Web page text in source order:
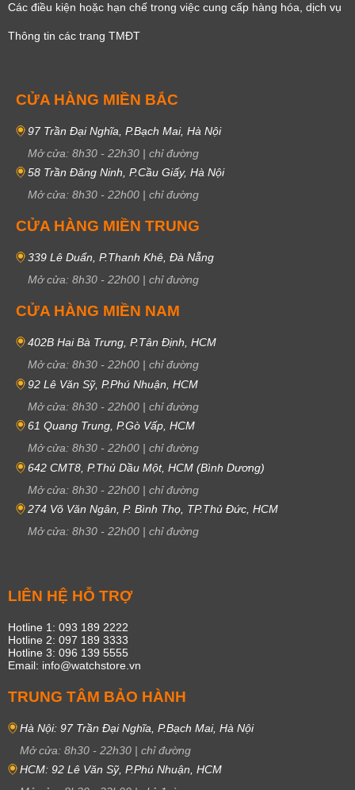
Các điều kiện hoặc hạn chế trong việc cung cấp hàng hóa, dịch vụ
Thông tin các trang TMĐT
CỬA HÀNG MIỀN BẮC
97 Trần Đại Nghĩa, P.Bạch Mai, Hà Nội
Mở cửa: 8h30 - 22h30 | chỉ đường
58 Trần Đăng Ninh, P.Cầu Giấy, Hà Nội
Mở cửa: 8h30 - 22h00 | chỉ đường
CỬA HÀNG MIỀN TRUNG
339 Lê Duẩn, P.Thanh Khê, Đà Nẵng
Mở cửa: 8h30 - 22h00 | chỉ đường
CỬA HÀNG MIỀN NAM
402B Hai Bà Trưng, P.Tân Định, HCM
Mở cửa: 8h30 - 22h00 | chỉ đường
92 Lê Văn Sỹ, P.Phú Nhuận, HCM
Mở cửa: 8h30 - 22h00 | chỉ đường
61 Quang Trung, P.Gò Vấp, HCM
Mở cửa: 8h30 - 22h00 | chỉ đường
642 CMT8, P.Thủ Dầu Một, HCM (Bình Dương)
Mở cửa: 8h30 - 22h00 | chỉ đường
274 Võ Văn Ngân, P. Bình Thọ, TP.Thủ Đức, HCM
Mở cửa: 8h30 - 22h00 | chỉ đường
LIÊN HỆ HỖ TRỢ
Hotline 1: 093 189 2222
Hotline 2: 097 189 3333
Hotline 3: 096 139 5555
Email: info@watchstore.vn
TRUNG TÂM BẢO HÀNH
Hà Nội: 97 Trần Đại Nghĩa, P.Bạch Mai, Hà Nội
Mở cửa: 8h30 - 22h30 | chỉ đường
HCM: 92 Lê Văn Sỹ, P.Phú Nhuận, HCM